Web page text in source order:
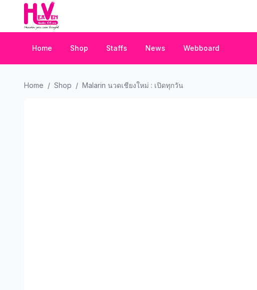
Home Shop Staffs News Webboard
Home / Shop / Malarin นวดเชียงใหม่ : เปิดทุกวัน